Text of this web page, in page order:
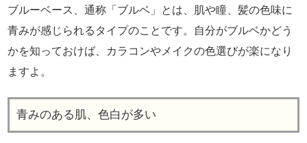
ブルーベース、通称「ブルベ」とは、肌や瞳、髪の色味に
青みが感じられるタイプのことです。自分がブルベかどう
かを知っておけば、カラコンやメイクの色選びが楽になり
ますよ。
青みのある肌、色白が多い